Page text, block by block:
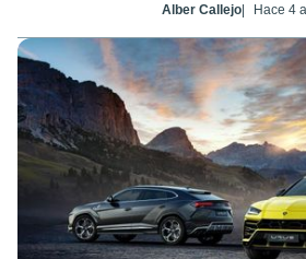
Alber Callejo Hace 4